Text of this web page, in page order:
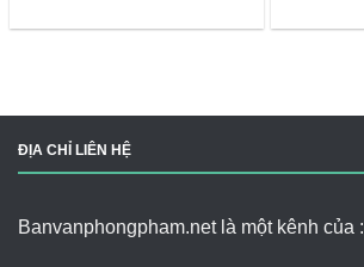
ĐỊA CHỈ LIÊN HỆ
Banvanphongpham.net là một kênh của :